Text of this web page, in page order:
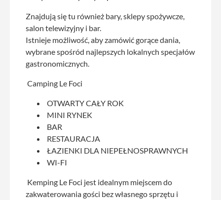
Znajdują się tu również bary, sklepy spożywcze,
salon telewizyjny i bar.
Istnieje możliwość, aby zamówić gorące dania,
wybrane spośród najlepszych lokalnych specjałów
gastronomicznych.
Camping Le Foci
OTWARTY CAŁY ROK
MINI RYNEK
BAR
RESTAURACJA
ŁAZIENKI DLA NIEPEŁNOSPRAWNYCH
WI-FI
Kemping Le Foci jest idealnym miejscem do
zakwaterowania gości bez własnego sprzętu i